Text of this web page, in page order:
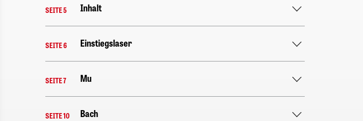
SEITE 5 Inhalt
SEITE 6 Einstiegslaser
SEITE 7 Mu
SEITE 10 Bach